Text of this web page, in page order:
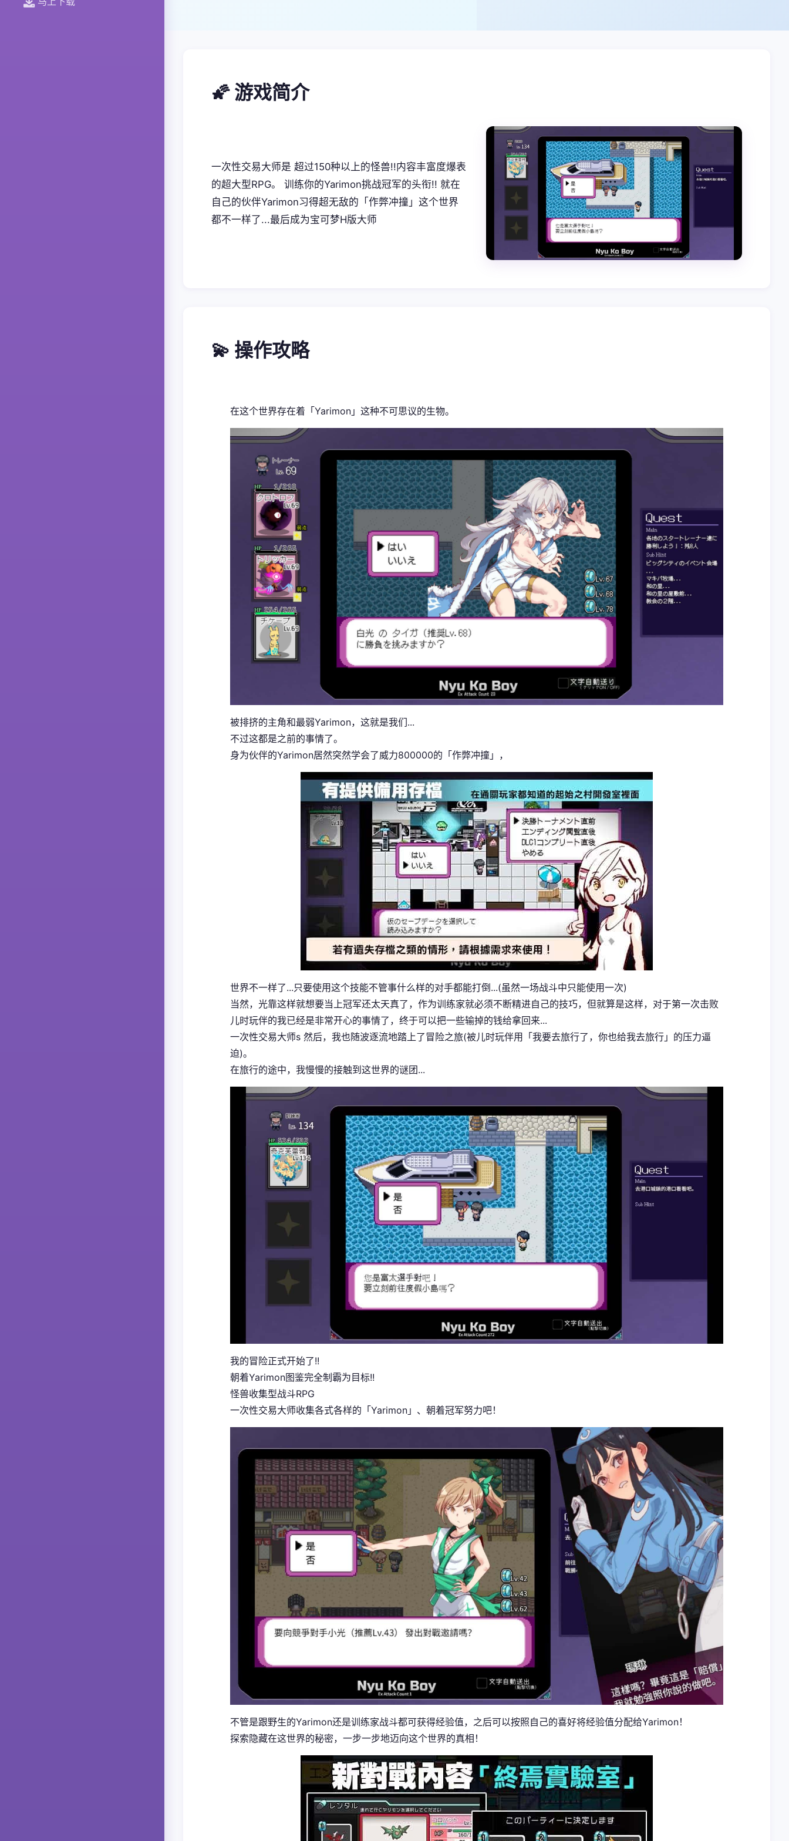
🌠 游戏简介
一次性交易大师是 超过150种以上的怪兽!!内容丰富度爆表
的超大型RPG。 训练你的Yarimon挑战冠军的头衔!! 就在
自己的伙伴Yarimon习得超无敌的「作弊冲撞」这个世界
都不一样了...最后成为宝可梦H版大师
💫 操作攻略
在这个世界存在着「Yarimon」这种不可思议的生物。
被排挤的主角和最弱Yarimon，这就是我们...
不过这都是之前的事情了。
身为伙伴的Yarimon居然突然学会了威力800000的「作弊冲撞」，
世界不一样了...只要使用这个技能不管事什么样的对手都能打倒...(虽然一场战斗中只能使用一次)
当然，光靠这样就想要当上冠军还太天真了，作为训练家就必须不断精进自己的技巧，但就算是这样，对于第一次击败
儿时玩伴的我已经是非常开心的事情了，终于可以把一些输掉的钱给拿回来...
一次性交易大师s 然后，我也随波逐流地踏上了冒险之旅(被儿时玩伴用「我要去旅行了，你也给我去旅行」的压力逼
迫)。
在旅行的途中，我慢慢的接触到这世界的谜团...
我的冒险正式开始了!!
朝着Yarimon图鉴完全制霸为目标!!
怪兽收集型战斗RPG
一次性交易大师收集各式各样的「Yarimon」、朝着冠军努力吧！
不管是跟野生的Yarimon还是训练家战斗都可获得经验值，之后可以按照自己的喜好将经验值分配给Yarimon！
探索隐藏在这世界的秘密，一步一步地迈向这个世界的真相！